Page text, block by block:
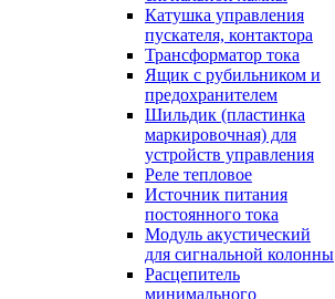
Катушка управления
пускателя, контактора
Трансформатор тока
Ящик с рубильником и
предохранителем
Шильдик (пластинка
маркировочная) для
устройств управления
Реле тепловое
Источник питания
постоянного тока
Модуль акустический
для сигнальной колонны
Расцепитель
минимального